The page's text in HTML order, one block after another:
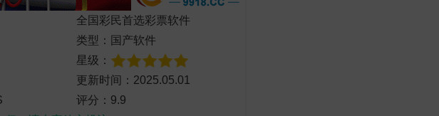
全国彩民首选彩票软件
类型：国产软件
星级：
更新时间：2025.05.01
评分：9.9